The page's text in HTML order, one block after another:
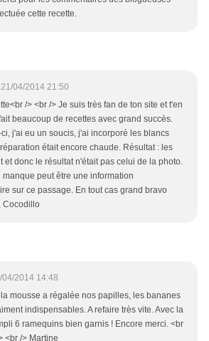
cette recette.
21/04/2014 21:50
/> <br /> Je suis très fan de ton site et t'en
beaucoup de recettes avec grand succès.
j'ai eu un soucis, j'ai incorporé les blancs
était encore chaude. Résultat : les
et donc le résultat n'était pas celui de la photo.
peut être une information
sur ce passage. En tout cas grand bravo
Cocodillo
04/2014 14:48
mousse a régalée nos papilles, les bananes
indispensables. A refaire très vite. Avec la
6 ramequins bien garnis ! Encore merci. <br
<br /> Martine